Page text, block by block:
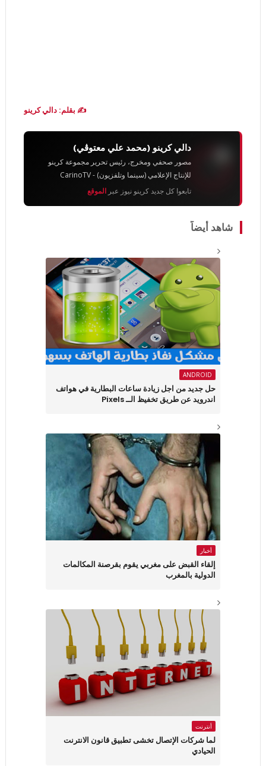
✍️ بقلم: دالي كرينو
دالي كرينو (محمد علي معتوڨي)
مصور صحفي ومخرج، رئيس تحرير مجموعة كرينو
للإنتاج الإعلامي (سينما وتلفزيون) - CarinoTV
تابعوا كل جديد كرينو نيوز عبر الموقع
شاهد أيضاً
ANDROID
حل جديد من اجل زيادة ساعات البطارية في هواتف
اندرويد عن طريق تخفيظ الــ Pixels
أخبار
إلقاء القبض على مغربي يقوم بقرصنة المكالمات
الدولية بالمغرب
أنترنت
لما شركات الإتصال تخشى تطبيق قانون الانترنت
الحيادي